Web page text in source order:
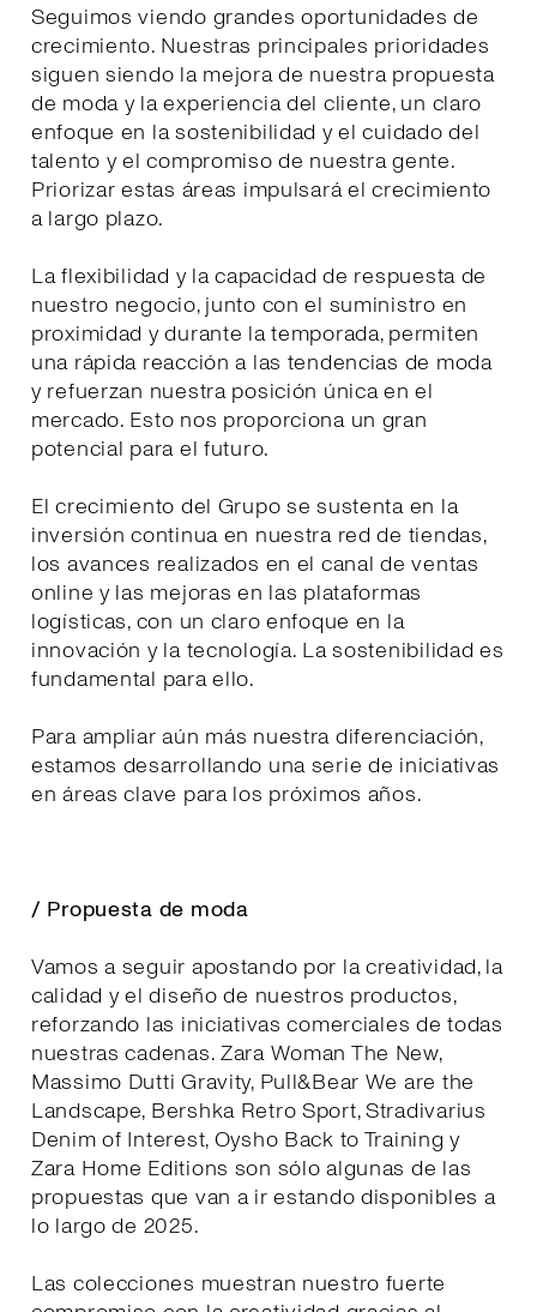
Seguimos viendo grandes oportunidades de
crecimiento. Nuestras principales prioridades
siguen siendo la mejora de nuestra propuesta
de moda y la experiencia del cliente, un claro
enfoque en la sostenibilidad y el cuidado del
talento y el compromiso de nuestra gente.
Priorizar estas áreas impulsará el crecimiento
a largo plazo.
La flexibilidad y la capacidad de respuesta de
nuestro negocio, junto con el suministro en
proximidad y durante la temporada, permiten
una rápida reacción a las tendencias de moda
y refuerzan nuestra posición única en el
mercado. Esto nos proporciona un gran
potencial para el futuro.
El crecimiento del Grupo se sustenta en la
inversión continua en nuestra red de tiendas,
los avances realizados en el canal de ventas
online y las mejoras en las plataformas
logísticas, con un claro enfoque en la
innovación y la tecnología. La sostenibilidad es
fundamental para ello.
Para ampliar aún más nuestra diferenciación,
estamos desarrollando una serie de iniciativas
en áreas clave para los próximos años.
/ Propuesta de moda
Vamos a seguir apostando por la creatividad, la
calidad y el diseño de nuestros productos,
reforzando las iniciativas comerciales de todas
nuestras cadenas. Zara Woman The New,
Massimo Dutti Gravity, Pull&Bear We are the
Landscape, Bershka Retro Sport, Stradivarius
Denim of Interest, Oysho Back to Training y
Zara Home Editions son sólo algunas de las
propuestas que van a ir estando disponibles a
lo largo de 2025.
Las colecciones muestran nuestro fuerte